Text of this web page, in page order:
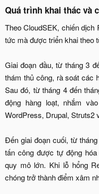
Quá trình khai thác và
Theo CloudSEK, chiến dịch
tức mà được triển khai theo
Giai đoạn đầu, từ tháng 3
thám thủ công, rà soát các
Sau đó, từ tháng 4 đến
động hàng loạt, nhắm
WordPress, Drupal, Struts2
Đến giai đoạn cuối, từ
tấn công được tự động
quy mô lớn. Khi lỗ hổng
chóng trở thành điểm xâm